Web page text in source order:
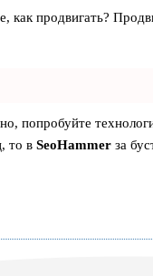
как продвигать?
попробуйте
то в SeoHammer за